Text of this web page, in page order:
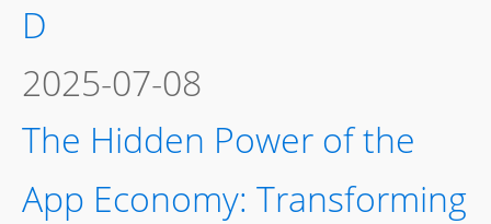
D
2025-07-08
The Hidden Power of the
App Economy: Transforming